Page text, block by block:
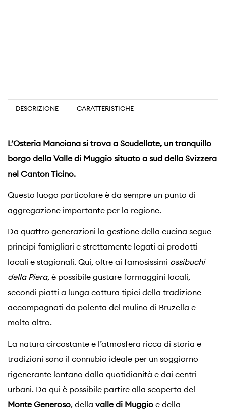
DESCRIZIONE CARATTERISTICHE
L’Osteria Manciana si trova a Scudellate, un tranquillo
borgo della Valle di Muggio situato a sud della Svizzera
nel Canton Ticino.
Questo luogo particolare è da sempre un punto di
aggregazione importante per la regione.
Da quattro generazioni la gestione della cucina segue
principi famigliari e strettamente legati ai prodotti
locali e stagionali. Qui, oltre ai famosissimi ossibuchi
della Piera, è possibile gustare formaggini locali,
secondi piatti a lunga cottura tipici della tradizione
accompagnati da polenta del mulino di Bruzella e
molto altro.
La natura circostante e l’atmosfera ricca di storia e
tradizioni sono il connubio ideale per un soggiorno
rigenerante lontano dalla quotidianità e dai centri
urbani. Da qui è possibile partire alla scoperta del
Monte Generoso, della valle di Muggio e della